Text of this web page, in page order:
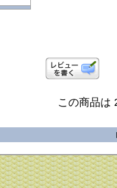
この商品は